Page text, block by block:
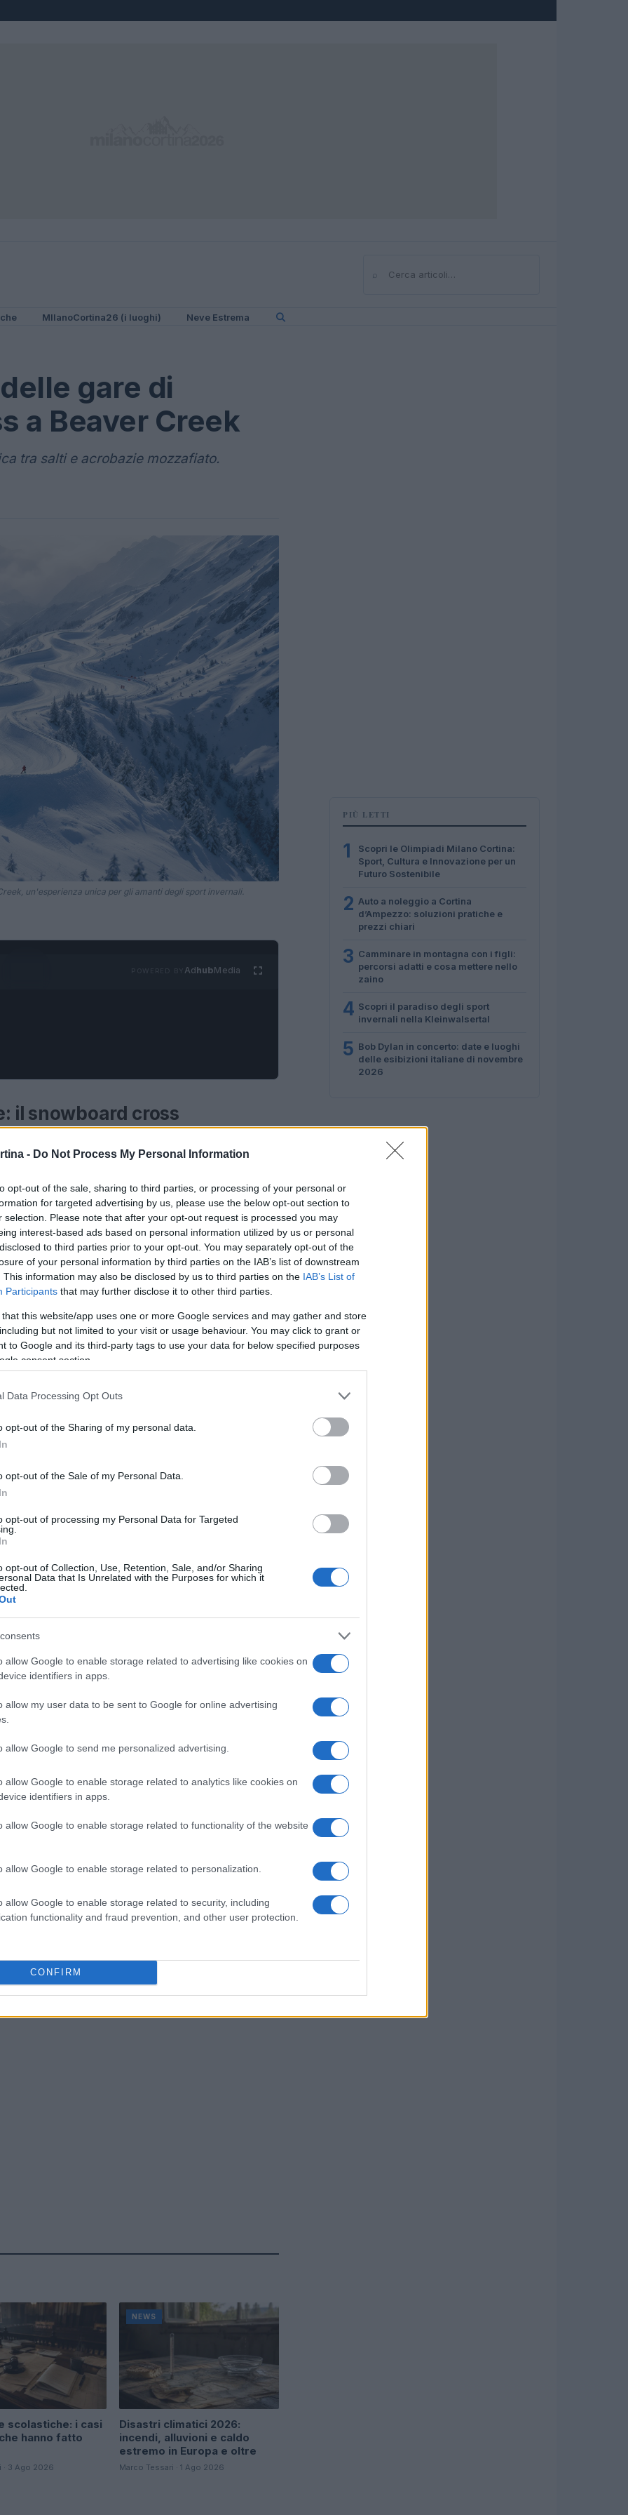
- Do Not Process My Personal Information
opt-out of the sale, sharing to third parties, or processing of your personal or
for targeted advertising by us, please use the below opt-out section to
selection. Please note that after your opt-out request is processed you may
interest-based ads based on personal information utilized by us or personal
to third parties prior to your opt-out. You may separately opt-out of the
of your personal information by third parties on the IAB’s list of downstream
This information may also be disclosed by us to third parties on the IAB’s List of
Participants that may further disclose it to other third parties.
that this website/app uses one or more Google services and may gather and store
but not limited to your visit or usage behaviour. You may click to grant or
to Google and its third-party tags to use your data for below specified purposes
consent section.
Data Processing Opt Outs
opt-out of the Sharing of my personal data.
opt-out of the Sale of my Personal Data.
opt-out of processing my Personal Data for Targeted
opt-out of Collection, Use, Retention, Sale, and/or Sharing
Data that Is Unrelated with the Purposes for which it
allow Google to enable storage related to advertising like cookies on
identifiers in apps.
allow my user data to be sent to Google for online advertising
allow Google to send me personalized advertising.
allow Google to enable storage related to analytics like cookies on
identifiers in apps.
allow Google to enable storage related to functionality of the website
allow Google to enable storage related to personalization.
allow Google to enable storage related to security, including
functionality and fraud prevention, and other user protection.
CONFIRM
⌕Cerca
MIlanoCortina26 (i luoghi) Neve Estrema
gare di
a Beaver Creek
tra salti e acrobazie mozzafiato.
un'esperienza unica per gli amanti degli sport invernali.
AdhubMedia
il snowboard cross
unisce velocità, tecnica e spettacolo. Gli atleti
curve e salti, creando un’atmosfera di pura
emozioni, dove i concorrenti devono
ma anche la competizione diretta con gli
si svolgerà venerdì sulla celebre pistaBirds
un evento indimenticabile.
la gara
pista, l’attenzione è alta. Gli allenamenti
di forma, con atleti come
La preparazione è fondamentale in questo
I concorrenti devono affinare le loro
mentalmente a una competizione che
strategia e concentrazione.
più rinomate al mondo, famosa per le sue
LaBirds of Prey
alla prova anche i migliori snowboarder. Gli
emozionante, con salti spettacolari e
il fiato sospeso. La combinazione di talento,
rende questo evento un must per gli
scolastiche: i casi
hanno fatto
· 3 Ago 2026
NEWS
Disastri climatici 2026:
incendi, alluvioni e caldo
estremo in Europa e oltre
Marco Tessari · 1 Ago 2026
PIÙ LETTI
1
Scopri le Olimpiadi Milano Cortina:
Sport, Cultura e Innovazione per un
Futuro Sostenibile
2 Auto a noleggio a Cortina
d’Ampezzo: soluzioni pratiche e
prezzi chiari
3 Camminare in montagna con i figli:
percorsi adatti e cosa mettere nello
zaino
4 Scopri il paradiso degli sport
invernali nella Kleinwalsertal
5 Bob Dylan in concerto: date e luoghi
delle esibizioni italiane di novembre
2026